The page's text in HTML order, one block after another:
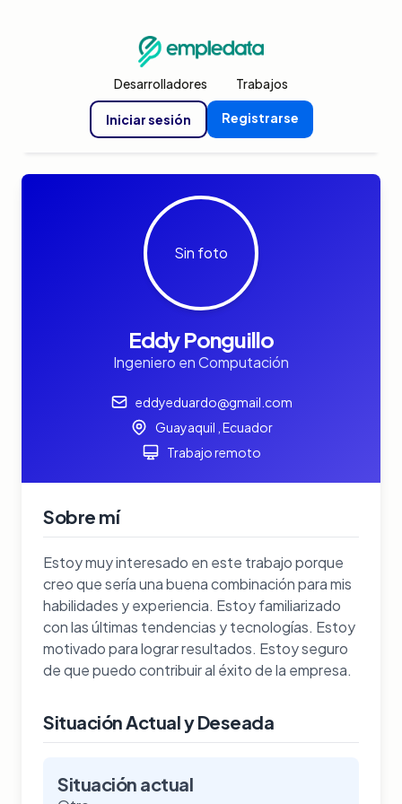
Desarrolladores Trabajos
Iniciar sesión Registrarse
Sin foto
Eddy Ponguillo
Ingeniero en Computación
eddyeduardo@gmail.com
Guayaquil , Ecuador
Trabajo remoto
Sobre mí
Estoy muy interesado en este trabajo porque
creo que sería una buena combinación para mis
habilidades y experiencia. Estoy familiarizado
con las últimas tendencias y tecnologías. Estoy
motivado para lograr resultados. Estoy seguro
de que puedo contribuir al éxito de la empresa.
Situación Actual y Deseada
Situación actual